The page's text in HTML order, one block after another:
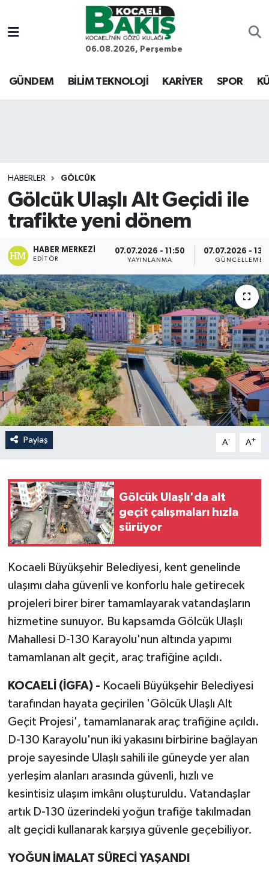
06.08.2026, Perşembe
GÜNDEM BİLİM TEKNOLOJİ KARİYER SPOR
HABERLER GÖLCÜK
Gölcük Ulaşlı Alt Geçidi ile
trafikte yeni dönem
HABER MERKEZI
EDITÖR
07.07.2026 - 11:50
YAYINLANMA
07.07.2026 -
GÜNCELLEME
Paylaş A- A+
Gölcük Ulaşlı'da alt
geçit çalışmaları hızla
sürüyor
Kocaeli Büyükşehir Belediyesi, kent genelinde
ulaşımı daha güvenli ve konforlu hale getirecek
projeleri birer birer tamamlayarak vatandaşların
hizmetine sunuyor. Bu kapsamda Gölcük Ulaşlı
Mahallesi D-130 Karayolu'nun altında yapımı
tamamlanan alt geçit, araç trafiğine açıldı.
KOCAELİ (İGFA) - Kocaeli Büyükşehir Belediyesi
tarafından hayata geçirilen 'Gölcük Ulaşlı Alt
Geçit Projesi', tamamlanarak araç trafiğine açıldı.
D-130 Karayolu'nun iki yakasını birbirine bağlayan
proje sayesinde Ulaşlı sahili ile güneyde yer alan
yerleşim alanları arasında güvenli, hızlı ve
kesintisiz ulaşım imkânı oluşturuldu. Vatandaşlar
artık D-130 üzerindeki yoğun trafiğe takılmadan
alt geçidi kullanarak karşıya güvenle geçebiliyor.
YOĞUN İMALAT SÜRECİ YAŞANDI
Kocaeli Nöbetçi Eczaneler
Kocaeli Hava Durumu
Son Dakika Haberleri
Haber Arşivi